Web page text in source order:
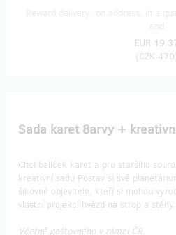
EUR
(CZK 470
​Sada karet 8arvy +
Chci balíček karet a pro staršího
kreativní sadu Postav si své
šikovné objevitele, kteří si mohou
vlastní projekcí hvězd na strop a stěny
Včetně poštovného v rámci ČR.